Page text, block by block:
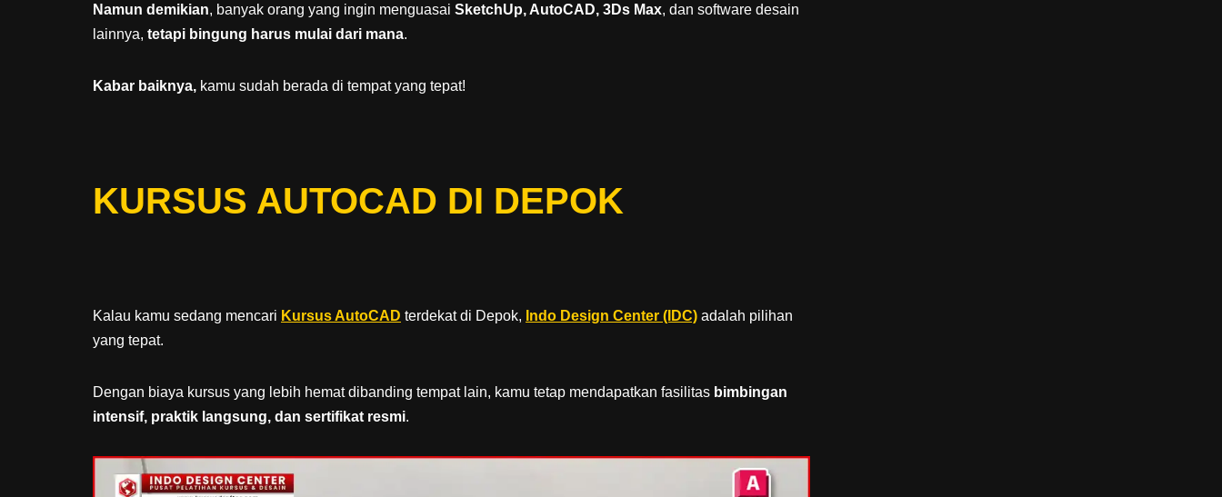
Namun demikian, banyak orang yang ingin menguasai SketchUp, AutoCAD, 3Ds Max, dan software desain
lainnya, tetapi bingung harus mulai dari mana.
Kabar baiknya, kamu sudah berada di tempat yang tepat!
KURSUS AUTOCAD DI DEPOK
Kalau kamu sedang mencari Kursus AutoCAD terdekat di Depok, Indo Design Center (IDC) adalah pilihan
yang tepat.
Dengan biaya kursus yang lebih hemat dibanding tempat lain, kamu tetap mendapatkan fasilitas bimbingan
intensif, praktik langsung, dan sertifikat resmi.